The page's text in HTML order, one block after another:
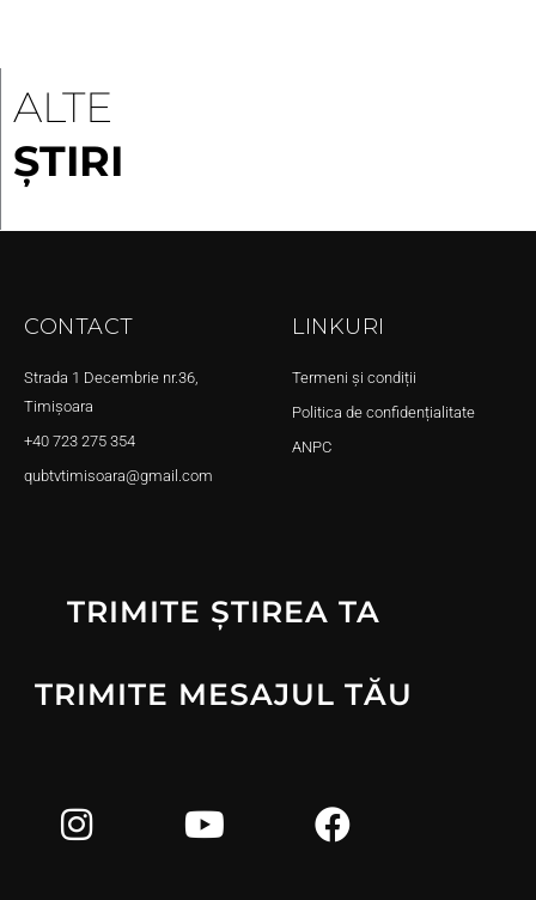
ALTE
ȘTIRI
CONTACT
Strada 1 Decembrie nr.36,
Timișoara
+40 723 275 354
qubtvtimisoara@gmail.com
LINKURI
Termeni și condiții
Politica de confidențialitate
ANPC
TRIMITE ȘTIREA TA
TRIMITE MESAJUL TĂU